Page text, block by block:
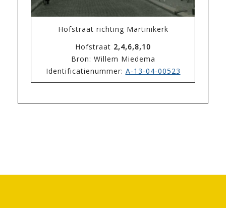
Hofstraat richting Martinikerk
Hofstraat 2,4,6,8,10
Bron: Willem Miedema
Identificatienummer: A-13-04-00523